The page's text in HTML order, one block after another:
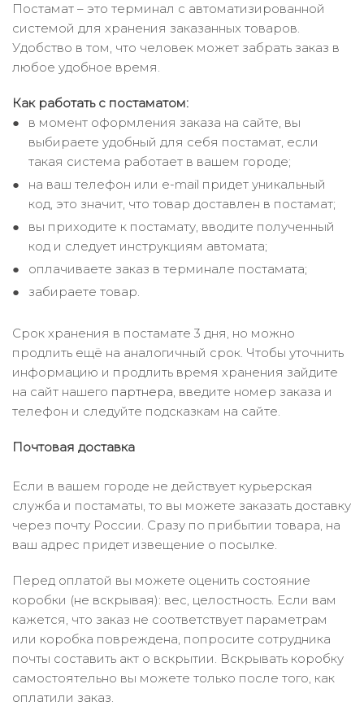
Постамат – это терминал с автоматизированной
системой для хранения заказанных товаров.
Удобство в том, что человек может забрать заказ в
любое удобное время.
Как работать с постаматом:
в момент оформления заказа на сайте, вы
выбираете удобный для себя постамат, если
такая система работает в вашем городе;
на ваш телефон или e-mail придет уникальный
код, это значит, что товар доставлен в постамат;
вы приходите к постамату, вводите полученный
код и следует инструкциям автомата;
оплачиваете заказ в терминале постамата;
забираете товар.
Срок хранения в постамате 3 дня, но можно
продлить ещё на аналогичный срок. Чтобы уточнить
информацию и продлить время хранения зайдите
на сайт нашего партнера, введите номер заказа и
телефон и следуйте подсказкам на сайте.
Почтовая доставка
Если в вашем городе не действует курьерская
служба и постаматы, то вы можете заказать доставку
через почту России. Сразу по прибытии товара, на
ваш адрес придет извещение о посылке.
Перед оплатой вы можете оценить состояние
коробки (не вскрывая): вес, целостность. Если вам
кажется, что заказ не соответствует параметрам
или коробка повреждена, попросите сотрудника
почты составить акт о вскрытии. Вскрывать коробку
самостоятельно вы можете только после того, как
оплатили заказ.